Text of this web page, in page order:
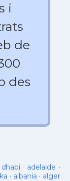
i
de
des
· adelaide ·
· albania · alger